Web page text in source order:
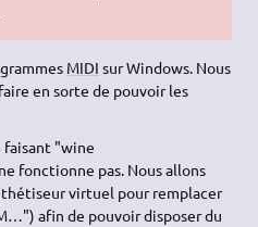
MIDI sur Windows. Nous
en sorte de pouvoir les
faisant "wine
fonctionne pas. Nous allons
virtuel pour remplacer
afin de pouvoir disposer du